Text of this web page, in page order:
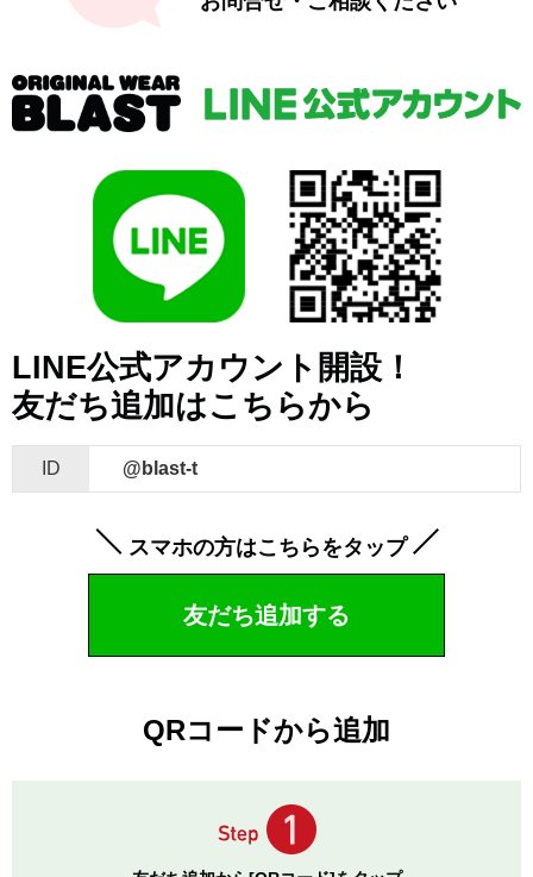
LINE公式アカウント開設！
友だち追加はこちらから
ID @blast-t
スマホの方はこちらをタップ
友だち追加する
QRコードから追加